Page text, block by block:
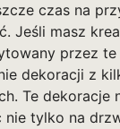
czas na
Jeśli masz
przez te
dekoracji z
Te dekoracje
nie tylko na